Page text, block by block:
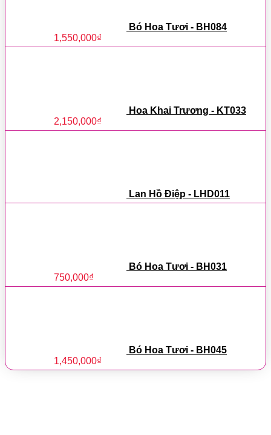
Bó Hoa Tươi - BH084
1,550,000₫
Hoa Khai Trương - KT033
2,150,000₫
Lan Hồ Điệp - LHD011
Bó Hoa Tươi - BH031
750,000₫
Bó Hoa Tươi - BH045
1,450,000₫